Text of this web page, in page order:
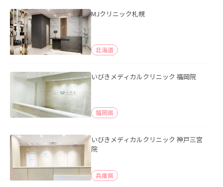
MJクリニック札幌
北海道
いびきメディカルクリニック 福岡院
福岡県
いびきメディカルクリニック 神戸三宮
院
兵庫県